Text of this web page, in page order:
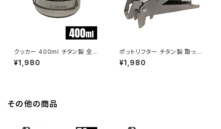
クッカー 400ml チタン製 全て
のサイズが綺麗にスタッキング
出来る 軽量 頑丈 直火 コンパク
¥1,980
ポットリフター チタン製 取っ手
リフター トング 2WAY仕様 軽量
コンパクト ハンドル クッカーク
¥1,980
その他の商品